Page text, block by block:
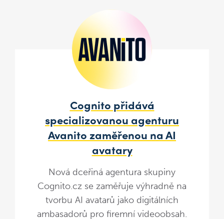
Cognito přidává
specializovanou agenturu
Avanito zaměřenou na AI
avatary
Nová dceřiná agentura skupiny
Cognito.cz se zaměřuje výhradně na
tvorbu AI avatarů jako digitálních
ambasadorů pro firemní videoobsah.